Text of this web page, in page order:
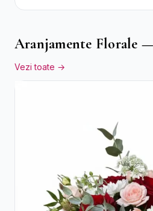
Roșii și Raffaello
Aranjamente Florale
Vezi toate →